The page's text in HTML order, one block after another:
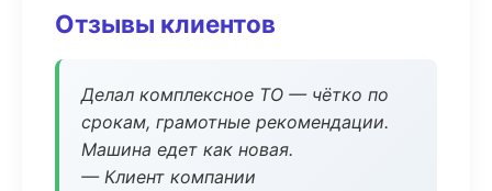
Отзывы клиентов
Делал комплексное ТО — чётко по
срокам, грамотные рекомендации.
Машина едет как новая.
— Клиент компании